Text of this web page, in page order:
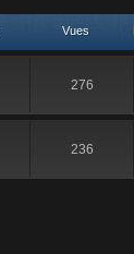
Vues
276
236